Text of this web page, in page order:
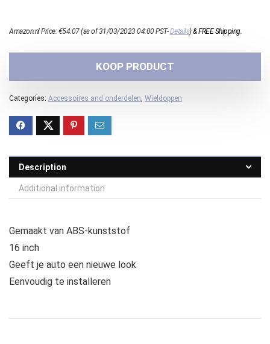
Amazon.nl Price:€54.07(as of 31/03/2023 04:00 PST-Details)&FREE Shipping.
KOOP PRODUCT
Categories: Accessoires and onderdelen Wieldoppen
Description
Additional information
Gemaakt van ABS-kunststof
16 inch
Geeft je auto een nieuwe look
Eenvoudig te installeren